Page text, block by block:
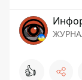
👍